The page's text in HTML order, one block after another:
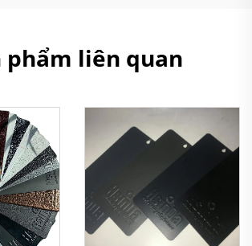
phẩm liên quan